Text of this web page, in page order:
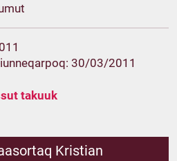
30/03/2011
takuuk
Kristian